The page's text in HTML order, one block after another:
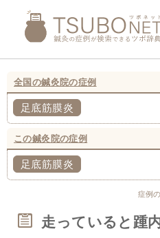
全国の鍼灸院の症例
足底筋膜炎
この鍼灸院の症例
足底筋膜炎
症例
走っていると踵